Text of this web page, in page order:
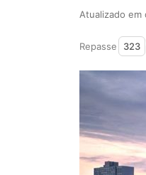
Atualizado
Repasse 323